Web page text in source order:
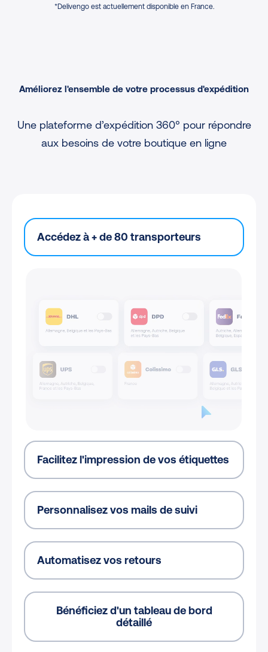
*Delivengo est actuellement disponible en France.
Améliorez l'ensemble de votre processus d'expédition
Une plateforme d’expédition 360° pour répondre
aux besoins de votre boutique en ligne
Accédez à + de 80 transporteurs
Facilitez l'impression de vos étiquettes
Personnalisez vos mails de suivi
Automatisez vos retours
Bénéficiez d'un tableau de bord
détaillé